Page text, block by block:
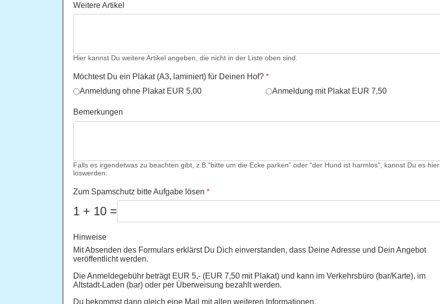
Weitere Artikel
Hier kannst Du weitere Artikel angeben, die nicht in der Liste oben sind.
Möchtest Du ein Plakat (A3, laminiert) für Deinen Hof? *
Anmeldung ohne Plakat EUR 5,00
Anmeldung mit Plakat EUR 7,50
Bemerkungen
Falls es irgendetwas zu beachten gibt, z.B."bitte um die Ecke parken" oder "der Hund ist harmlos", kannst Du es hier
loswerden.
Zum Spamschutz bitte Aufgabe lösen *
1 + 10 =
Hinweise
Mit Absenden des Formulars erklärst Du Dich einverstanden, dass Deine Adresse und Dein Angebot
veröffentlicht werden.
Die Anmeldegebühr beträgt EUR 5,- (EUR 7,50 mit Plakat) und kann im Verkehrsbüro (bar/Karte), im
Altstadt-Laden (bar) oder per Überweisung bezahlt werden.
Du bekommst dann gleich eine Mail mit allen weiteren Informationen.